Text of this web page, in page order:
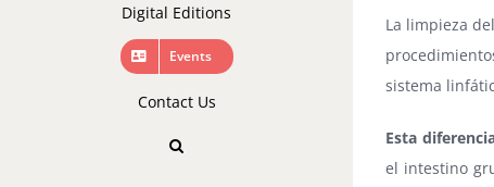
Digital Editions
Events
Contact Us
La limpieza
sistema
Esta
el intestino